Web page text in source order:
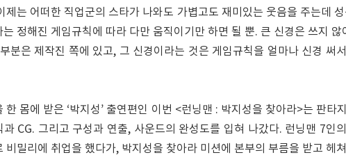
제는 어떠한 직업군의 스타가 나와도 가볍고도 재미있는 웃음을 주는데
는 정해진 게임규칙에 따라 다만 움직이기만 하면 될 뿐. 큰 신경은 쓰지 않
분은 제작진 쪽에 있고, 그 신경이라는 것은 게임규칙을 얼마나 신경 써
한 몸에 받은 ‘박지성’ 출연편인 이번 <런닝맨 : 박지성을 찾아라>는 판타
과 CG. 그리고 구성과 연출, 사운드의 완성도를 입혀 나갔다. 런닝맨 7인
비밀리에 취업을 했다가, 박지성을 찾아라 미션에 본부의 부름을 받고 헤